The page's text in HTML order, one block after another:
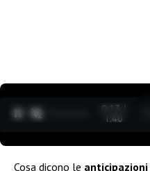
0:15 /
1:40
Cosa dicono le anticipazioni